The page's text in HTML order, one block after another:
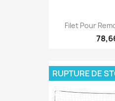
Filet Pour
RUPTURE DE